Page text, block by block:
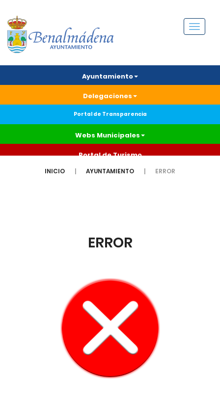
Menú
Ayuntamiento
Delegaciones
Portal de Transparencia
Webs Municipales
Portal de Turismo
INICIO AYUNTAMIENTO ERROR
ERROR